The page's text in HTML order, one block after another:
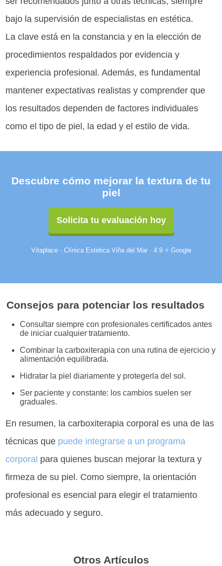
bajo la supervisión de especialistas en estética.
La clave está en la constancia y en la elección de
procedimientos respaldados por evidencia y
experiencia profesional. Además, es fundamental
mantener expectativas realistas y comprender que
los resultados dependen de factores individuales
como el tipo de piel, la edad y el estilo de vida.
Descubre cómo mejorar la textura de tu
piel
Solicita tu evaluación hoy
Vitaplace · Clínica Estética Viña del Mar · 4.9 ⭐ Google
Consejos para potenciar los resultados
Consultar siempre con profesionales certificados antes
de iniciar cualquier tratamiento.
Combinar la carboxiterapia con una rutina de ejercicio y
alimentación equilibrada.
Hidratar la piel diariamente y protegerla del sol.
Ser paciente y constante: los cambios suelen ser
graduales.
En resumen, la carboxiterapia corporal es una de las
técnicas que puede integrarse a un programa
corporal para quienes buscan mejorar la textura y
firmeza de su piel. Como siempre, la orientación
profesional es esencial para elegir el tratamiento
más adecuado y seguro.
Otros Artículos